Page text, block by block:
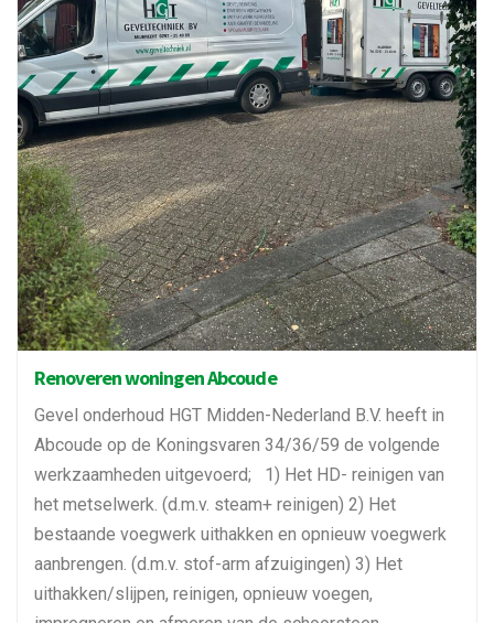
Renoveren woningen Abcoude
Gevel onderhoud HGT Midden-Nederland B.V. heeft in
Abcoude op de Koningsvaren 34/36/59 de volgende
werkzaamheden uitgevoerd; 1) Het HD- reinigen van
het metselwerk. (d.m.v. steam+ reinigen) 2) Het
bestaande voegwerk uithakken en opnieuw voegwerk
aanbrengen. (d.m.v. stof-arm afzuigingen) 3) Het
uithakken/slijpen, reinigen, opnieuw voegen,